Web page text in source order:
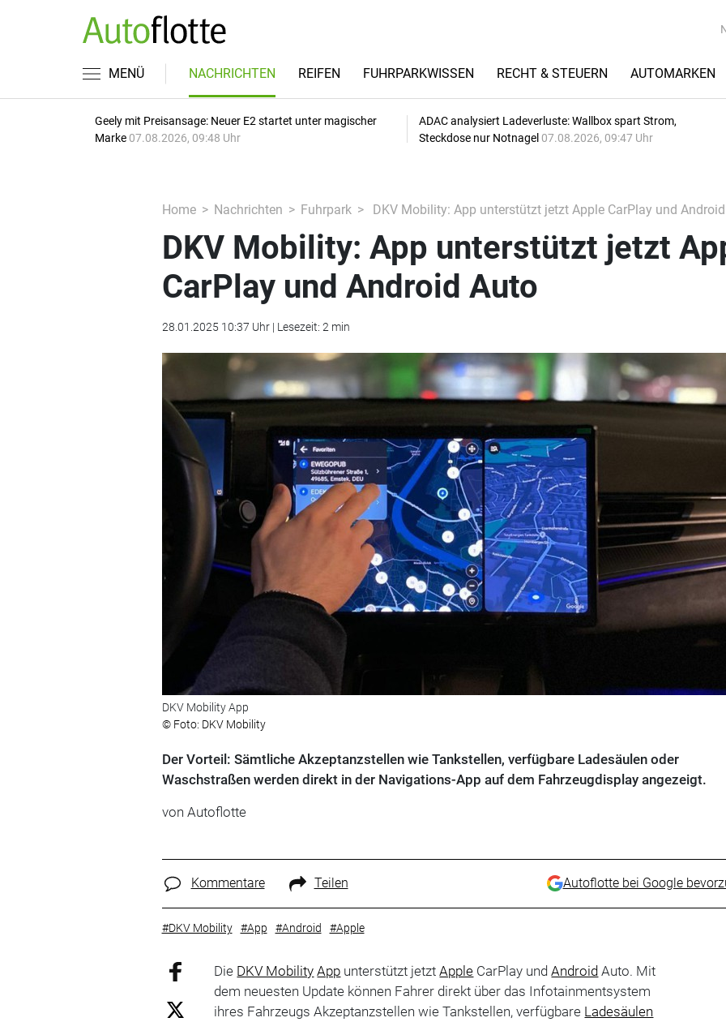
MENÜ NACHRICHTEN REIFEN FUHRPARKWISSEN RECHT & STEUERN AUTOMARKEN
Geely mit Preisansage: Neuer E2 startet unter magischer
Marke 07.08.2026, 09:48 Uhr
ADAC analysiert Ladeverluste: Wallbox spart Strom,
Steckdose nur Notnagel 07.08.2026, 09:47 Uhr
Home Nachrichten Fuhrpark DKV Mobility: App unterstützt jetzt Apple CarPlay und
DKV Mobility: App unterstützt jetzt
CarPlay und Android Auto
28.01.2025 10:37 Uhr | Lesezeit: 2 min
DKV Mobility App
© Foto: DKV Mobility
Der Vorteil: Sämtliche Akzeptanzstellen wie Tankstellen, verfügbare Ladesäulen oder
Waschstraßen werden direkt in der Navigations-App auf dem Fahrzeugdisplay angezeigt.
von Autoflotte
Kommentare Teilen Autoflotte bei Google
#DKV Mobility #App #Android #Apple
Die DKV Mobility App unterstützt jetztApple CarPlay undAndroid Auto. Mit
dem neuesten Update können Fahrer direkt über das Infotainmentsystem
ihres Fahrzeugs Akzeptanzstellen wie Tankstellen, verfügbare Ladesäulen